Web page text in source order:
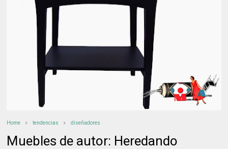
Home tendencias diseñadores
Muebles de autor: Heredando